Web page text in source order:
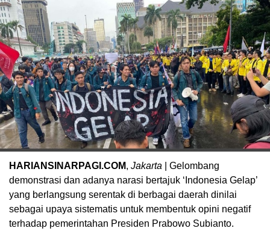
HARIANSINARPAGI.COM, Jakarta | Gelombang
demonstrasi dan adanya narasi bertajuk ‘Indonesia Gelap’
yang berlangsung serentak di berbagai daerah dinilai
sebagai upaya sistematis untuk membentuk opini negatif
terhadap pemerintahan Presiden Prabowo Subianto.